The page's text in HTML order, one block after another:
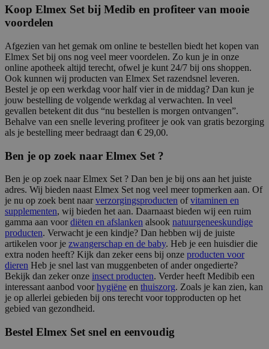
Koop Elmex Set bij Medib en profiteer van mooie
voordelen
Afgezien van het gemak om online te bestellen biedt het kopen van
Elmex Set bij ons nog veel meer voordelen. Zo kun je in onze
online apotheek altijd terecht, ofwel je kunt 24/7 bij ons shoppen.
Ook kunnen wij producten van Elmex Set razendsnel leveren.
Bestel je op een werkdag voor half vier in de middag? Dan kun je
jouw bestelling de volgende werkdag al verwachten. In veel
gevallen betekent dit dus “nu bestellen is morgen ontvangen”.
Behalve van een snelle levering profiteer je ook van gratis bezorging
als je bestelling meer bedraagt dan € 29,00.
Ben je op zoek naar Elmex Set ?
Ben je op zoek naar Elmex Set ? Dan ben je bij ons aan het juiste
adres. Wij bieden naast Elmex Set nog veel meer topmerken aan. Of
je nu op zoek bent naarverzorgingsproducten ofvitaminen en
supplementen, wij bieden het aan. Daarnaast bieden wij een ruim
gamma aan voordiëten en afslanken alsook natuurgeneeskundige
producten. Verwacht je een kindje? Dan hebben wij de juiste
artikelen voor je zwangerschap en de baby. Heb je een huisdier die
extra noden heeft? Kijk dan zeker eens bij onze producten voor
dieren Heb je snel last van muggenbeten of ander ongedierte?
Bekijk dan zeker onze insect producten. Verder heeft Medibib een
interessant aanbod voorhygiëne en thuiszorg. Zoals je kan zien, kan
je op allerlei gebieden bij ons terecht voor topproducten op het
gebied van gezondheid.
Bestel Elmex Set snel en eenvoudig